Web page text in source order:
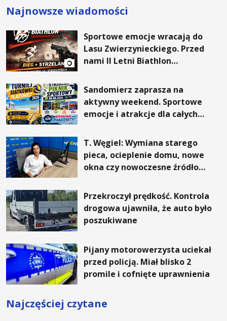
Najnowsze wiadomości
Sportowe emocje wracają do
Lasu Zwierzynieckiego. Przed
nami II Letni Biathlon
Sandomierz zaprasza na
aktywny weekend. Sportowe
emocje i atrakcje dla całych
T. Węgiel: Wymiana starego
pieca, ocieplenie domu, nowe
okna czy nowoczesne źródło
rachunki za energię, lepszy
komfort życia i... czystsze
powietrze
Przekroczył prędkość. Kontrola
drogowa ujawniła, że auto było
poszukiwane
Pijany motorowerzysta uciekał
przed policją. Miał blisko 2
promile i cofnięte uprawnienia
Najczęściej czytane